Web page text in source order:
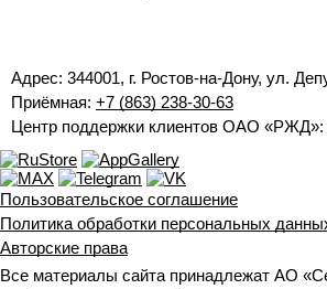
Адрес: 344001, г. Ростов-на-Дону, ул.
Приёмная: +7 (863) 238-30-63
Центр поддержки клиентов ОАО «РЖД»:
Пользовательское соглашение
Политика обработки персональных
Авторские права
Все материалы сайта принадлежат АО